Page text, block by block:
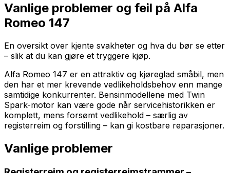
Vanlige problemer og feil på Alfa
Romeo 147
En oversikt over kjente svakheter og hva du bør se etter
– slik at du kan gjøre et tryggere kjøp.
Alfa Romeo 147 er en attraktiv og kjøreglad småbil, men
den har et mer krevende vedlikeholdsbehov enn mange
samtidige konkurrenter. Bensinmodellene med Twin
Spark-motor kan være gode når servicehistorikken er
komplett, mens forsømt vedlikehold – særlig av
registerreim og forstilling – kan gi kostbare reparasjoner.
Vanlige problemer